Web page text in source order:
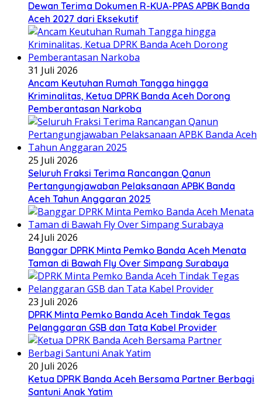
Dewan Terima Dokumen R-KUA-PPAS APBK Banda
Aceh 2027 dari Eksekutif
31 Juli 2026
Ancam Keutuhan Rumah Tangga hingga
Kriminalitas, Ketua DPRK Banda Aceh Dorong
Pemberantasan Narkoba
25 Juli 2026
Seluruh Fraksi Terima Rancangan Qanun
Pertangungjawaban Pelaksanaan APBK Banda
Aceh Tahun Anggaran 2025
24 Juli 2026
Banggar DPRK Minta Pemko Banda Aceh Menata
Taman di Bawah Fly Over Simpang Surabaya
23 Juli 2026
DPRK Minta Pemko Banda Aceh Tindak Tegas
Pelanggaran GSB dan Tata Kabel Provider
20 Juli 2026
Ketua DPRK Banda Aceh Bersama Partner Berbagi
Santuni Anak Yatim